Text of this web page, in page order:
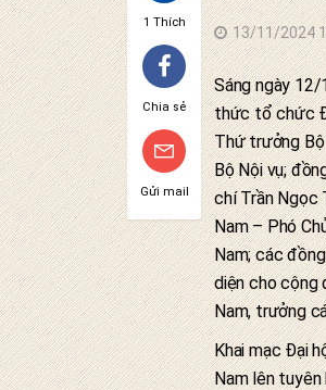
1 Thích
Chia sẻ
Gửi mail
13/11/2024
Sáng ngày 12/
thức tổ chức
Thứ trưởng Bộ
Bộ Nội vụ;
chí Trần Ngọc
Nam – Phó
Nam; các
diện cho cộng
Nam, trưởng
Khai mạc Đại
Nam lên tuyên